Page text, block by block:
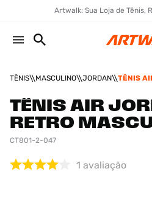
Artwalk: Sua Loja de Tênis,
TÊNIS MASCULINO JORDAN
TÊNIS
TÊNIS AIR
RETRO
CT801-2-047
1 avaliação